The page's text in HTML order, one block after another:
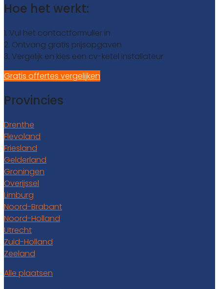
Hoe het werkt:
1. Vul het contactformulier in
2. Ontvang gratis prijsopgaven
3. Vergelijk en kies een cv-ketel installateur
Gratis offertes vergelijken
Provincies
Drenthe
Flevoland
Friesland
Gelderland
Groningen
Overijssel
Limburg
Noord-Brabant
Noord-Holland
Utrecht
Zuid-Holland
Zeeland
Alle plaatsen